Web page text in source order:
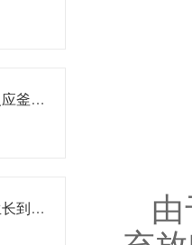
哪些因素会导致实验室反应釜的温度差？
单壁碳纳米管从高品质生长到稳定制浆全流程解决方案